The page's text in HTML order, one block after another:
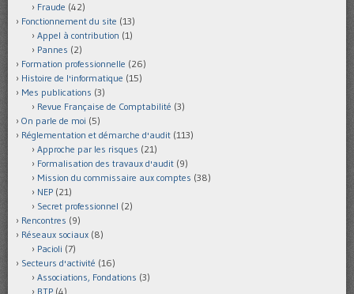
Fraude (42)
Fonctionnement du site (13)
Appel à contribution (1)
Pannes (2)
Formation professionnelle (26)
Histoire de l'informatique (15)
Mes publications (3)
Revue Française de Comptabilité (3)
On parle de moi (5)
Réglementation et démarche d'audit (113)
Approche par les risques (21)
Formalisation des travaux d'audit (9)
Mission du commissaire aux comptes (38)
NEP (21)
Secret professionnel (2)
Rencontres (9)
Réseaux sociaux (8)
Pacioli (7)
Secteurs d'activité (16)
Associations, Fondations (3)
BTP (4)